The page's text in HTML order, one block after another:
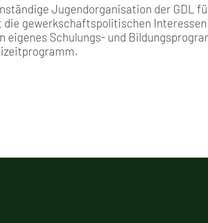
Jugendorganisation der GDL
gewerkschaftspolitischen
Schulungs- und